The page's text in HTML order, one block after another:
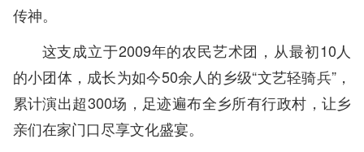
传神。
这支成立于2009年的农民艺术团，从最初10人
的小团体，成长为如今50余人的乡级“文艺轻骑兵”，
累计演出超300场，足迹遍布全乡所有行政村，让乡
亲们在家门口尽享文化盛宴。